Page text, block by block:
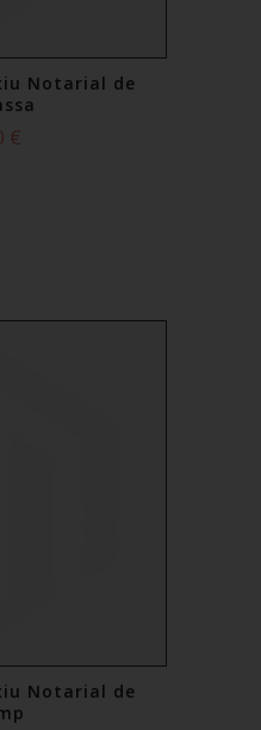
Notarial de
€
Notarial de